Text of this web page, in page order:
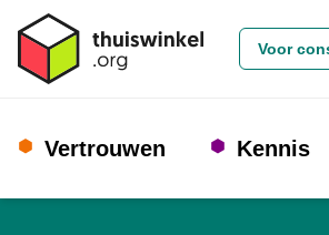
Voor
Vertrouwen Kennis